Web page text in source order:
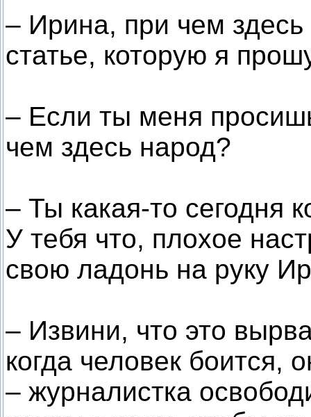
– Ирина, при чем
статье, которую я
– Если ты меня
чем здесь народ?
– Ты какая-то сегодня
У тебя что, плохое
свою ладонь на руку
– Извини, что это
когда человек боится,
– журналистка